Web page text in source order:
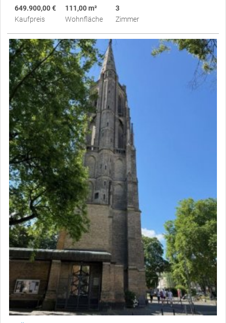
649.900,00 €
Kaufpreis
111,00 m²
Wohnfläche
3
Zimmer